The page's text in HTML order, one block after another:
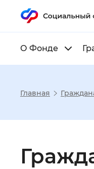
О Фонде
Размер
Главная